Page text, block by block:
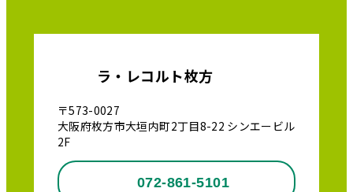
ラ・レコルト枚方
〒573-0027
大阪府枚方市大垣内町2丁目8-22 シンエービル
2F
072-861-5101